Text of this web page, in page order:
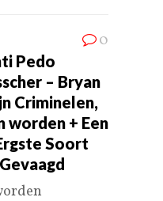
0
Pedo
– Bryan
Criminelen,
+ Een
Soort